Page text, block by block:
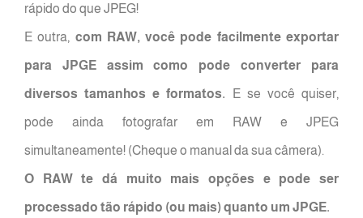
rápido do que JPEG!
E outra, com RAW, você pode facilmente exportar
para JPGE assim como pode converter para
diversos tamanhos e formatos. E se você quiser,
pode ainda fotografar em RAW e JPEG
simultaneamente! (Cheque o manual da sua câmera).
O RAW te dá muito mais opções e pode ser
processado tão rápido (ou mais) quanto um JPGE.